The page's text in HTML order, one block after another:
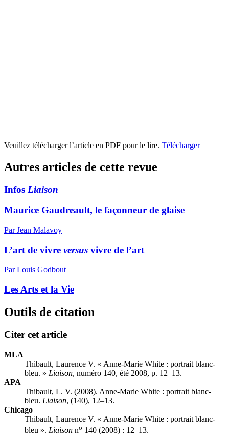
Veuillez télécharger l’article en PDF pour le lire. Télécharger
Autres articles de cette revue
Infos Liaison
Maurice Gaudreault, le façonneur de glaise
Par Jean Malavoy
L’art de vivre versus vivre de l’art
Par Louis Godbout
Les Arts et la Vie
Outils de citation
Citer cet article
MLA
Thibault, Laurence V. « Anne-Marie White : portrait blanc-
bleu. » Liaison, numéro 140, été 2008, p. 12–13.
APA
Thibault, L. V. (2008). Anne-Marie White : portrait blanc-
bleu. Liaison, (140), 12–13.
Chicago
Thibault, Laurence V. « Anne-Marie White : portrait blanc-
bleu ». Liaison no 140 (2008) : 12–13.